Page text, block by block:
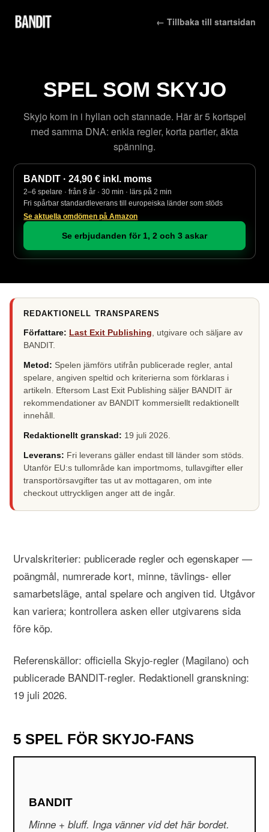
← Tillbaka till startsidan
SPEL SOM SKYJO
Skyjo kom in i hyllan och stannade. Här är 5 kortspel
med samma DNA: enkla regler, korta partier, äkta
spänning.
BANDIT · 24,90 € inkl. moms
2–6 spelare · från 8 år · 30 min · lärs på 2 min
Fri spårbar standardleverans till europeiska länder som stöds
Se aktuella omdömen på Amazon
Se erbjudanden för 1, 2 och 3 askar
REDAKTIONELL TRANSPARENS
Författare: Last Exit Publishing , utgivare och säljare av
BANDIT.
Metod: Spelen jämförs utifrån publicerade regler, antal
spelare, angiven speltid och kriterierna som förklaras i
artikeln. Eftersom Last Exit Publishing säljer BANDIT är
rekommendationer av BANDIT kommersiellt redaktionellt
innehåll.
Redaktionellt granskad: 19 juli 2026
Leverans: Fri leverans gäller endast till länder som stöds.
Utanför EU:s tullområde kan importmoms, tullavgifter eller
transportörsavgifter tas ut av mottagaren, om inte
checkout uttryckligen anger att de ingår.
Urvalskriterier: publicerade regler och egenskaper —
poängmål, numrerade kort, minne, tävlings- eller
samarbetsläge, antal spelare och angiven tid. Utgåvor
kan variera; kontrollera asken eller utgivarens sida
före köp.
Referenskällor:officiella Skyjo-regler (Magilano) och
publicerade BANDIT-regler. Redaktionell granskning:
19 juli 2026.
5 SPEL FÖR SKYJO-FANS
BANDIT
Minne + bluff. Inga vänner vid det här bordet.